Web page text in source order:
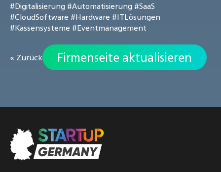
#Digitalisierung #Automatisierung #SaaS
#CloudSoftware #Hardware #ITLösungen
#Kassensysteme #Eventmanagement
« Zurück Firmenseite aktualisieren